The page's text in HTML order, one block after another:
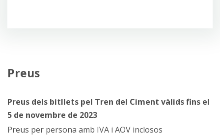
Preus
Preus dels bitllets pel Tren del Ciment vàlids fins el
5 de novembre de 2023
Preus per persona amb IVA i AOV inclosos